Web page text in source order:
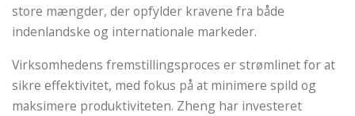
store mængder, der opfylder kravene fra både
indenlandske og internationale markeder.
Virksomhedens fremstillingsproces er strømlinet for at
sikre effektivitet, med fokus på at minimere spild og
maksimere produktiviteten. Zheng har investeret